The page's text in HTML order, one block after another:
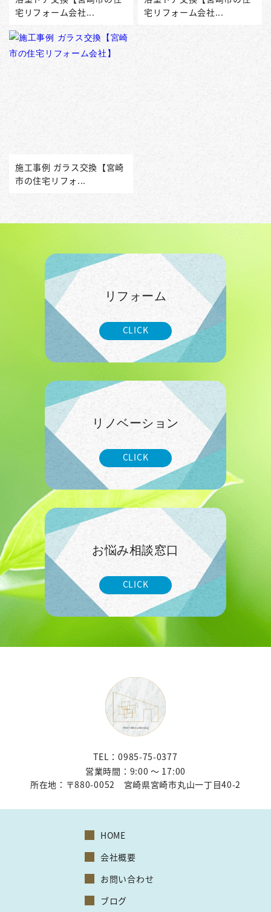
宅リフォーム会社...
宅リフォーム会社...
施工事例 ガラス交換【宮崎
市の住宅リフォ...
リフォーム
CLICK
リノベーション
CLICK
お悩み相談窓口
CLICK
TEL：0985-75-0377
営業時間：9:00 〜 17:00
所在地： 〒880-0052 宮崎県宮崎市丸山一丁目40-2
HOME
会社概要
お問い合わせ
ブログ